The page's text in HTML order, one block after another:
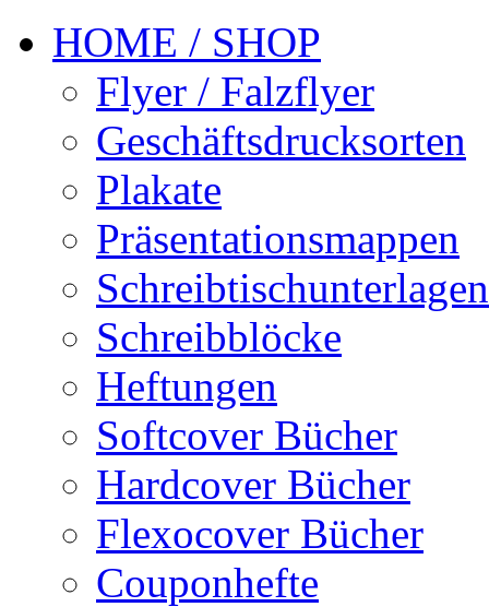
HOME / SHOP
Flyer / Falzflyer
Geschäftsdrucksorten
Plakate
Präsentationsmappen
Schreibtischunterlagen
Schreibblöcke
Heftungen
Softcover Bücher
Hardcover Bücher
Flexocover Bücher
Couponhefte